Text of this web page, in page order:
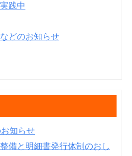
践中
どのお知らせ
知らせ
備と明細書発⾏体制のおし